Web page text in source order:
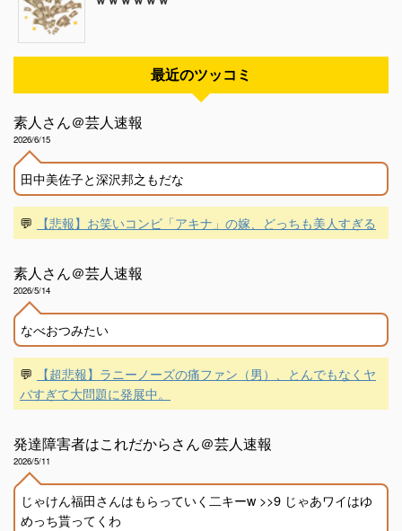
最近のツッコミ
素人さん＠芸人速報
2026/6/15
田中美佐子と深沢邦之もだな
💬 【悲報】お笑いコンビ「アキナ」の嫁、どっちも美人すぎる
素人さん＠芸人速報
2026/5/14
なべおつみたい
💬
【超悲報】ラニーノーズの痛ファン（男）、とんでもなくヤ
バすぎて大問題に発展中。
発達障害者はこれだからさん＠芸人速報
2026/5/11
じゃけん福田さんはもらっていく二キーw >>9 じゃあワイはゆ
めっち貰ってくわ